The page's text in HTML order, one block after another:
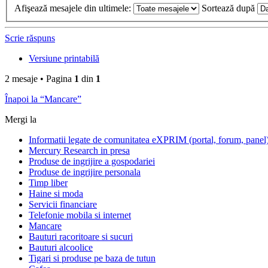
Afişează mesajele din ultimele: Sortează după
Scrie răspuns
Versiune printabilă
2 mesaje • Pagina 1 din 1
Înapoi la “Mancare”
Mergi la
Informatii legate de comunitatea eXPRIM (portal, forum,
Mercury Research in presa
Produse de ingrijire a gospodariei
Produse de ingrijire personala
Timp liber
Haine si moda
Servicii financiare
Telefonie mobila si internet
Mancare
Bauturi racoritoare si sucuri
Bauturi alcoolice
Tigari si produse pe baza de tutun